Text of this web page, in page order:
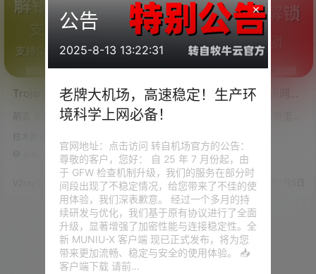
Trojan解锁奈飞
（NetFlix）、葫芦
（HuLu）、HBO等流媒体视
讯网站！实现DNS分流！
VPS解锁流媒体网站！全平
台VPS通用！
前言 如何解锁奈飞、奈非、NetF
播放？ 作者在1月5日的博客中详
细描述了V2RAY怎么解锁NetFlix
（奈飞）、HuLu（葫芦）、HBO
等主流流媒体的播放，现在看
来，似乎有更好的方法可以实现
这些流媒体网站的流量分流及解
锁！ 今天以Trojan服务为例，来
详细为大家讲解一下如何解锁视
讯网站的播放！ 本教程适用全平
台的VPS、各种方式搭建的代理
（SS\SSR\…
0
V2raySSR综合网 20年4月14日
解锁NetFlix，VPS视讯网站
么观看奈飞（NetFlix）
ix，问有没有什么办法。办法当
然是有。更改你的DNS就可以
了。前提是这个DNS支持NetFlix
的播放。 当然，你若是有VPS可
以观看NetFlix，可以在这个VPS
上面搭建DNS服务用来解锁其他
的VPS的NetFlix服务。那这个我
们今天就不说了，今天说的前提
是，你没有VPS可以观看NetFli
x。 若你是看不懂，请观看视
45.6k 0
V2raySSR综合网
×
公告
2025-8-13 13:22:31
老牌大机场，高速稳定！生产环
境科学上网必备！
官网地址：点击访问 转自机场官方的公告：
尊敬的客户，您好： 自 25 年 7 月份起，由
于 GFW 检查机制升级，我们的服务在部分时
间段出现了不稳定情况，给您带来了不佳的使
用体验，我们深表歉意。 经过一个多月的持
续研发与优化，我们基于原有协议进行了全面
升级，显著增强了加密性能与连接稳定性。全
新 MUNIU-X 客户端 现已正式发布，将为您
带来更加流畅、稳定与安全的使用体验。 📥
客户端下载 请前…